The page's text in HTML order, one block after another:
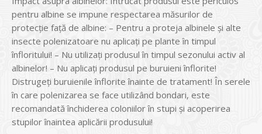
pentru albine se impune respectarea măsurilor de
protecţie faţă de albine: – Pentru a proteja albinele şi alte
insecte polenizatoare nu aplicaţi pe plante în timpul
înfloritului! – Nu utilizaţi produsul în timpul sezonului activ al
albinelor! – Nu aplicaţi produsul pe buruieni înflorite!
Distrugeţi buruienile înflorite înainte de tratament! În serele
în care polenizarea se face utilizând bondari, este
recomandată închiderea coloniilor în stupi şi acoperirea
stupilor înaintea aplicării produsului!